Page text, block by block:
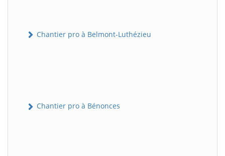
Chantier pro à Belmont-Luthézieu
Chantier pro à Bénonces